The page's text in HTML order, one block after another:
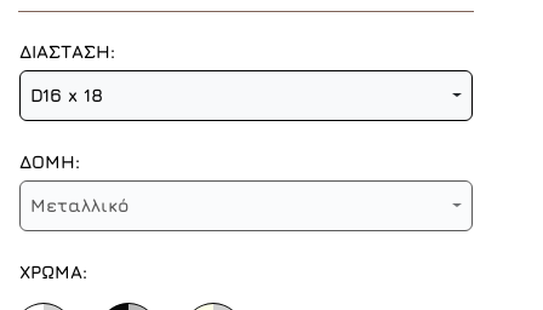
ΔΙΑΣΤΑΣΗ:
D16 x 18
ΔΟΜΗ:
Μεταλλικό
ΧΡΩΜΑ: